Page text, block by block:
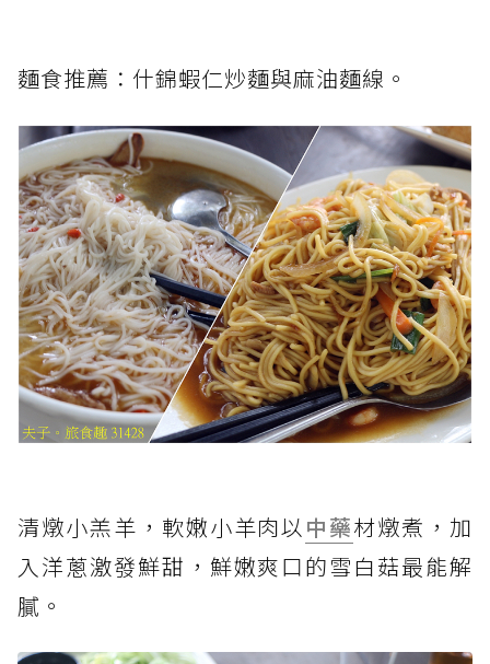
麵食推薦：什錦蝦仁炒麵與麻油麵線。
清燉小羔羊，軟嫩小羊肉以中藥材燉煮，加
入洋蔥激發鮮甜，鮮嫩爽口的雪白菇最能解
膩。